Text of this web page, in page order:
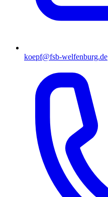
koepf@fsb-welfenburg.de